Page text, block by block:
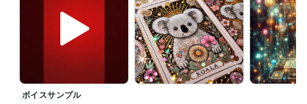
しかし、そんな生活を続けているうちに、気づいたんです
『本当の幸せは、自分を愛することから始まる』
・自分を認める（良い所も悪い所も）
・その全てが自分なんだと受け入れる
ボイスサンプル